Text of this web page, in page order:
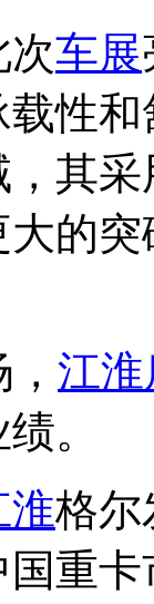
车展
载性
，其
的
江淮
。
淮格尔
重